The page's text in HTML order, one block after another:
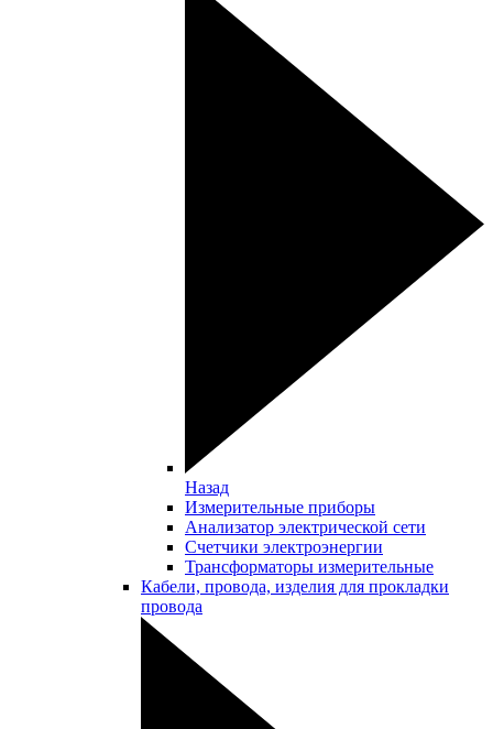
Назад
Измерительные приборы
Анализатор электрической сети
Счетчики электроэнергии
Трансформаторы измерительные
Кабели, провода, изделия для прокладки
провода